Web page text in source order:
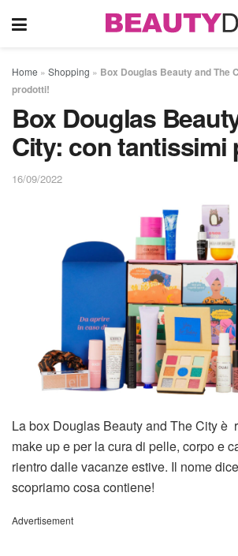
Home » Shopping » Box Douglas Beauty and The
prodotti!
Box Douglas
City: con tantissimi
16/09/2022
La box Douglas Beauty and The City è
make up e per la cura di pelle, corpo e
rientro dalle vacanze estive. Il nome
scopriamo cosa contiene!
Advertisement